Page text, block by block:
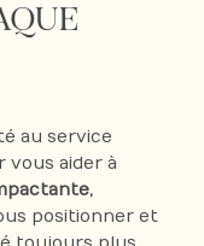
au service
vous aider à
positionner et